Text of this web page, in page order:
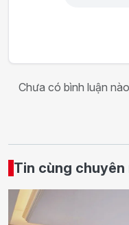
Chưa có bình luận
Tin cùng chuyên